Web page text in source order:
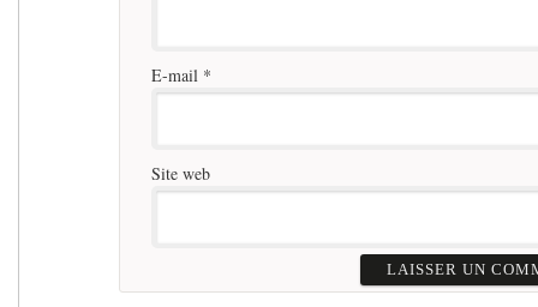
E-mail *
Site web